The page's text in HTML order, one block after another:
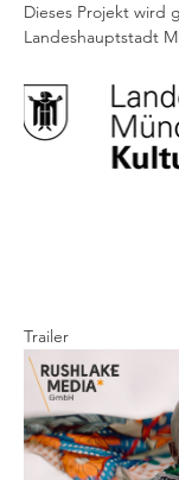
Dieses Projekt wird
Landeshauptstadt
Trailer